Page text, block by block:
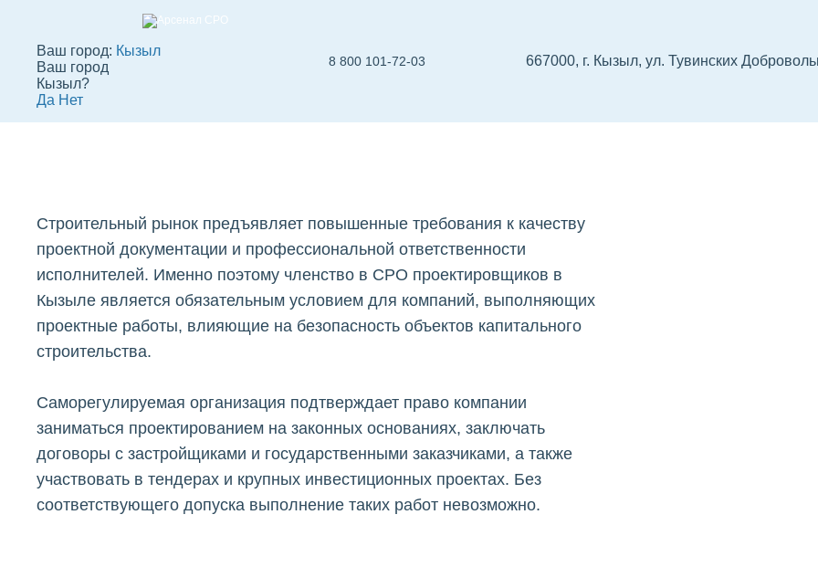
Ваш город: Кызыл
Ваш город
Кызыл?
Да Нет
8 800 101-72-03 667000, г. Кызыл, ул. Тувинских
СРО проектировщиков
Строительный рынок предъявляет повышенные требования к качеству
проектной документации и профессиональной ответственности
исполнителей. Именно поэтому членство в СРО проектировщиков в
Кызыле является обязательным условием для компаний, выполняющих
проектные работы, влияющие на безопасность объектов капитального
строительства.
Саморегулируемая организация подтверждает право компании
заниматься проектированием на законных основаниях, заключать
договоры с застройщиками и государственными заказчиками, а также
участвовать в тендерах и крупных инвестиционных проектах. Без
соответствующего допуска выполнение таких работ невозможно.